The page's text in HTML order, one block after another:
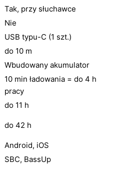
Tak, przy słuchawce
Nie
USB typu-C (1 szt.)
do 10 m
Wbudowany akumulator
10 min ładowania = do 4 h
pracy
do 11 h
do 42 h
Android, iOS
SBC, BassUp